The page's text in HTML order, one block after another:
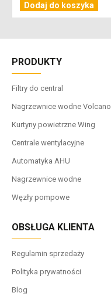
Dodaj do koszyka
PRODUKTY
Filtry do central
Nagrzewnice wodne Volcano
Kurtyny powietrzne Wing
Centrale wentylacyjne
Automatyka AHU
Nagrzewnice wodne
Węzły pompowe
OBSŁUGA KLIENTA
Regulamin sprzedaży
Polityka prywatności
Blog